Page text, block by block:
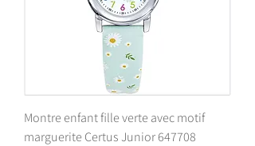
Montre enfant fille verte avec motif
marguerite Certus Junior 647708